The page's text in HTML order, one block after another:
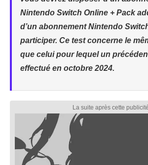
Nintendo Switch Online + Pack
d’un abonnement Nintendo
participer. Ce test concerne le
que celui pour lequel un
effectué en octobre 2024.